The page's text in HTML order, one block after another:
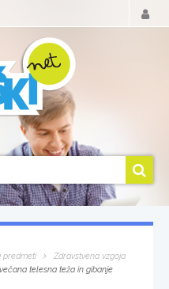
predmeti
Zdravstvena vzgoja
telesna teža in gibanje